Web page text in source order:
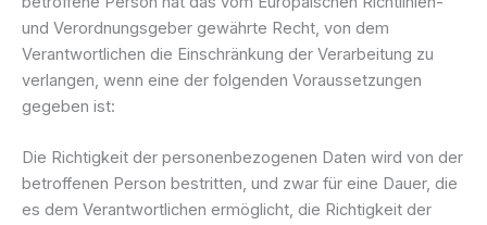
und Verordnungsgeber gewährte Recht, von dem
Verantwortlichen die Einschränkung der Verarbeitung zu
verlangen, wenn eine der folgenden Voraussetzungen
gegeben ist:
Die Richtigkeit der personenbezogenen Daten wird von der
betroffenen Person bestritten, und zwar für eine Dauer, die
es dem Verantwortlichen ermöglicht, die Richtigkeit der